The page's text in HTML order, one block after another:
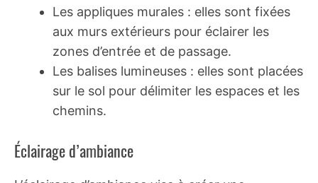
Les appliques murales : elles sont fixées
aux murs extérieurs pour éclairer les
zones d’entrée et de passage.
Les balises lumineuses : elles sont placées
sur le sol pour délimiter les espaces et les
chemins.
Éclairage d’ambiance